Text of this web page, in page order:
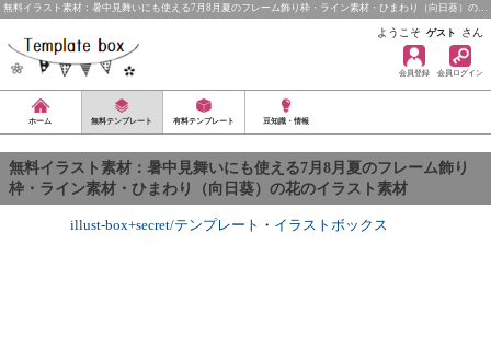
無料イラスト素材：暑中見舞いにも使える7月8月夏のフレーム飾り枠・ライン素材・ひまわり（向日葵）の…
ようこそ ゲスト さん
会員登録 会員ログイン
ホーム 無料テンプレート 有料テンプレート 豆知識・情報
無料イラスト素材：暑中見舞いにも使える7月8月夏のフレーム飾り
枠・ライン素材・ひまわり（向日葵）の花のイラスト素材
illust-box+secret/テンプレート ・ イラストボックス